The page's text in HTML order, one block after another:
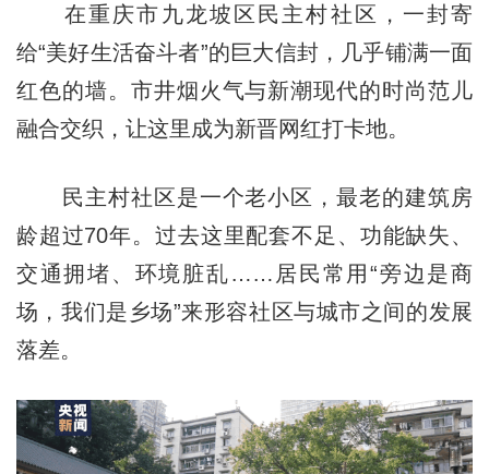
在重庆市九龙坡区民主村社区，一封寄
给“美好生活奋斗者”的巨大信封，几乎铺满一面
红色的墙。市井烟火气与新潮现代的时尚范儿
融合交织，让这里成为新晋网红打卡地。
民主村社区是一个老小区，最老的建筑房
龄超过70年。过去这里配套不足、功能缺失、
交通拥堵、环境脏乱……居民常用“旁边是商
场，我们是乡场”来形容社区与城市之间的发展
落差。